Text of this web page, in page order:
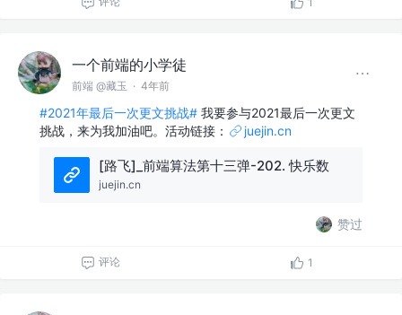
一个前端的小学徒
前端 @藏玉 · 4年前
#2021年最后一次更文挑战# 我要参与2021最后一次更文
挑战，来为我加油吧。活动链接：
juejin.cn
[路飞]_前端算法第十三弹-202. 快乐数
juejin.cn
赞过
评论 1